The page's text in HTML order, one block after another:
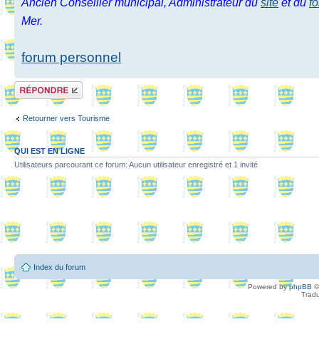
Mer.
forum personnel
Répondre
Retourner vers Tourisme
QUI EST EN LIGNE
Utilisateurs parcourant ce forum: Aucun utilisateur enregistré et 1 invité
Index du forum
Powered byphpBB